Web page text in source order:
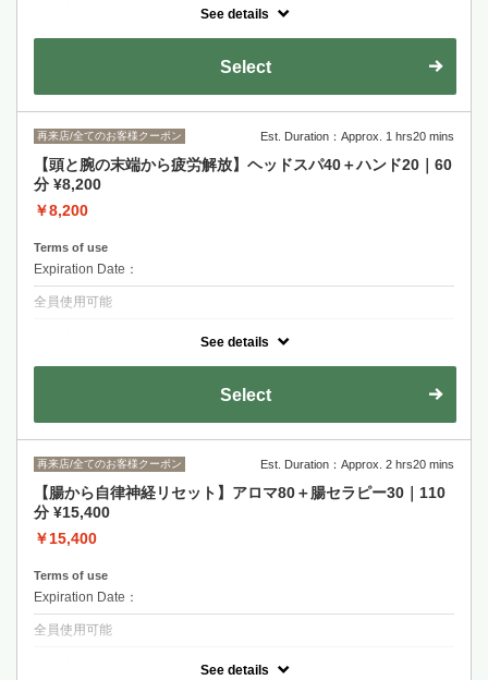
えるスタンダードセット。プラス1,000円でボディケア→アロマへの変
更も可能です。お着替え不要です♪
See details
Select
再来店/全てのお客様クーポン Est. Duration：Approx. 1 hrs20 mins
【頭と腕の末端から疲労解放】ヘッドスパ40＋ハンド20｜60
分 ¥8,200
￥8,200
Terms of use
Expiration Date：
全員使用可能
ハンドでオイルを使用します。
See details
Select
再来店/全てのお客様クーポン Est. Duration：Approx. 2 hrs20 mins
【腸から自律神経リセット】アロマ80＋腸セラピー30｜110
分 ¥15,400
￥15,400
Terms of use
Expiration Date：
全員使用可能
See details